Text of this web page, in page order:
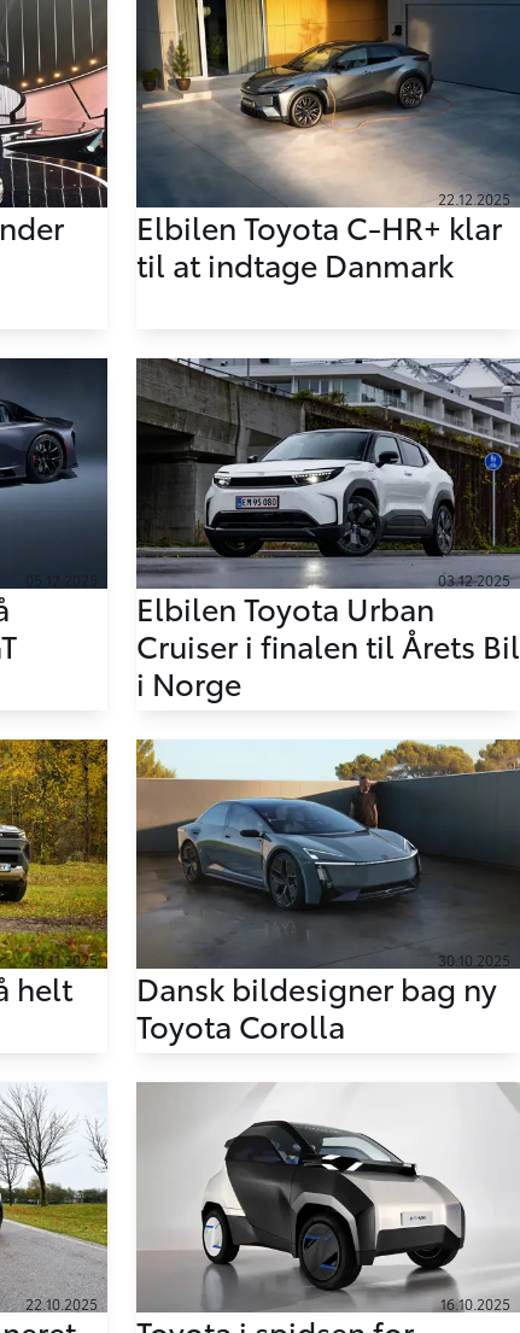
03.01.2026 22.12.2025
Elbilen Toyota C-HR+ klar
til at indtage Danmark
05.12.2025 03.12.2025
Elbilen Toyota Urban
Cruiser i finalen til Årets Bil
i Norge
10.11.2025
helt
30.10.2025
Dansk bildesigner bag ny
Toyota Corolla
22.10.2025 16.10.2025